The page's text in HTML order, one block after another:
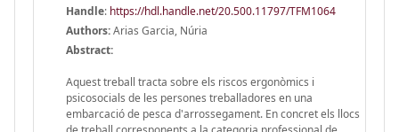
Handle: https://hdl.handle.net/20.500.11797/TFM1064
Authors:Arias Garcia, Núria
Abstract:
Aquest treball tracta sobre els riscos ergonòmics i
psicosocials de les persones treballadores en una
embarcació de pesca d'arrossegament. En concret els llocs